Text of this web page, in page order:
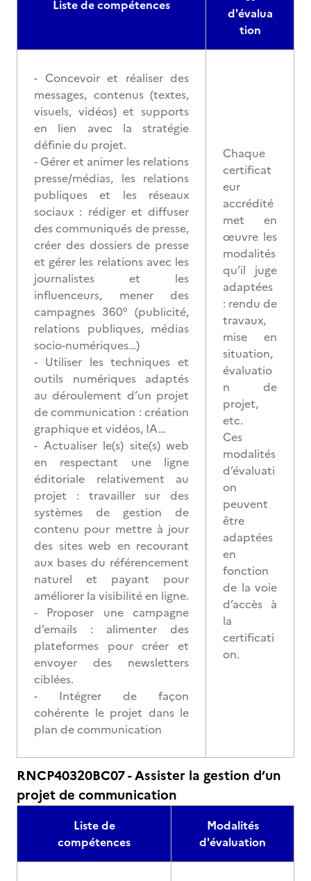
Liste de compétences
d'évalua
tion
- Concevoir et réaliser des
messages, contenus (textes,
visuels, vidéos) et supports
en lien avec la stratégie
définie du projet.
- Gérer et animer les relations
presse/médias, les relations
publiques et les réseaux
sociaux : rédiger et diffuser
des communiqués de presse,
créer des dossiers de presse
et gérer les relations avec les
journalistes et les
influenceurs, mener des
campagnes 360° (publicité,
relations publiques, médias
socio-numériques…)
- Utiliser les techniques et
outils numériques adaptés
au déroulement d’un projet
de communication : création
graphique et vidéos, IA…
- Actualiser le(s) site(s) web
en respectant une ligne
éditoriale relativement au
projet : travailler sur des
systèmes de gestion de
contenu pour mettre à jour
des sites web en recourant
aux bases du référencement
naturel et payant pour
améliorer la visibilité en ligne.
- Proposer une campagne
d’emails : alimenter des
plateformes pour créer et
envoyer des newsletters
ciblées.
- Intégrer de façon
cohérente le projet dans le
plan de communication
Chaque
certificat
eur
accrédité
met en
œuvre les
modalités
qu’il juge
adaptées
: rendu de
travaux,
mise en
situation,
évaluatio
n de
projet,
etc.
Ces
modalités
d’évaluati
on
peuvent
être
adaptées
en
fonction
de la voie
d’accès à
la
certificati
on.
RNCP40320BC07 - Assister la gestion d’un
projet de communication
Liste de
compétences
Modalités
d'évaluation